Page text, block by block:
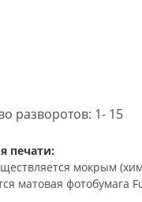
разворотов: 1- 15
печати:
мокрым
матовая фотобумага